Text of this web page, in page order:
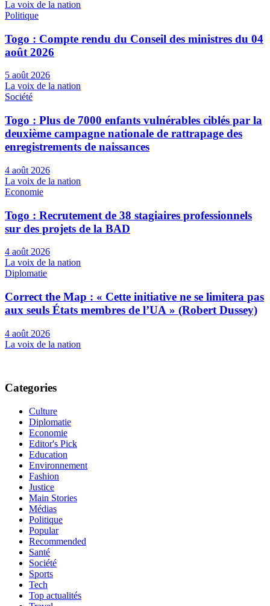
La voix de la nation
Politique
Togo : Compte rendu du Conseil des ministres du 04
août 2026
5 août 2026
La voix de la nation
Société
Togo : Plus de 7000 enfants vulnérables ciblés par la
deuxième campagne nationale de rattrapage des
enregistrements de naissances
4 août 2026
La voix de la nation
Economie
Togo : Recrutement de 38 stagiaires professionnels
sur des projets de la BAD
4 août 2026
La voix de la nation
Diplomatie
Correct the Map : « Cette initiative ne se limitera pas
aux seuls États membres de l’UA » (Robert Dussey)
4 août 2026
La voix de la nation
Categories
Culture
Diplomatie
Economie
Editor's Pick
Education
Environnement
Fashion
Justice
Main Stories
Médias
Politique
Popular
Recommended
Santé
Société
Sports
Tech
Top actualités